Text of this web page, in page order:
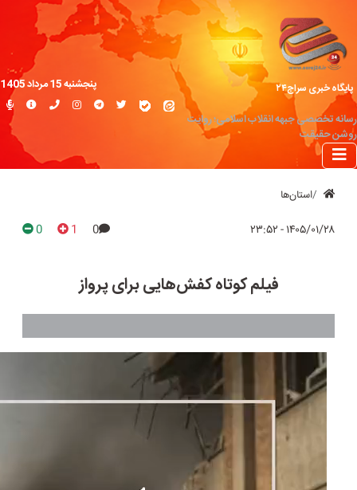
پایگاه خبری سراج۲۴
رسانه تخصصی جبهه انقلاب اسلامی؛ روایت
روشن حقیقت
پنجشنبه 15 مرداد 1405
استان‌ها
۱۴۰۵/۰۱/۲۸ - ۲۳:۵۲ 0
1
0
فیلم کوتاه کفش‌هایی برای پرواز